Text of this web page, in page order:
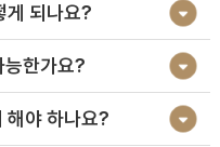
게 되나요?
능한가요?
해야 하나요?